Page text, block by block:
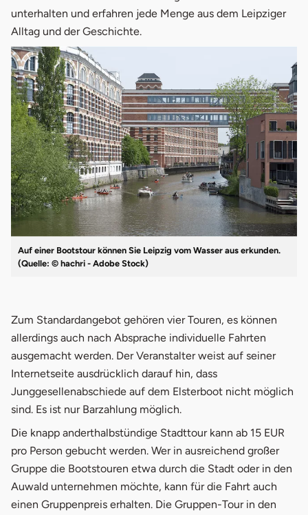
unterhalten und erfahren jede Menge aus dem Leipziger
Alltag und der Geschichte.
Auf einer Bootstour können Sie Leipzig vom Wasser aus erkunden.
(Quelle: © hachri - Adobe Stock)
Zum Standardangebot gehören vier Touren, es können
allerdings auch nach Absprache individuelle Fahrten
ausgemacht werden. Der Veranstalter weist auf seiner
Internetseite ausdrücklich darauf hin, dass
Junggesellenabschiede auf dem Elsterboot nicht möglich
sind. Es ist nur Barzahlung möglich.
Die knapp anderthalbstündige Stadttour kann ab 15 EUR
pro Person gebucht werden. Wer in ausreichend großer
Gruppe die Bootstouren etwa durch die Stadt oder in den
Auwald unternehmen möchte, kann für die Fahrt auch
einen Gruppenpreis erhalten. Die Gruppen-Tour in den